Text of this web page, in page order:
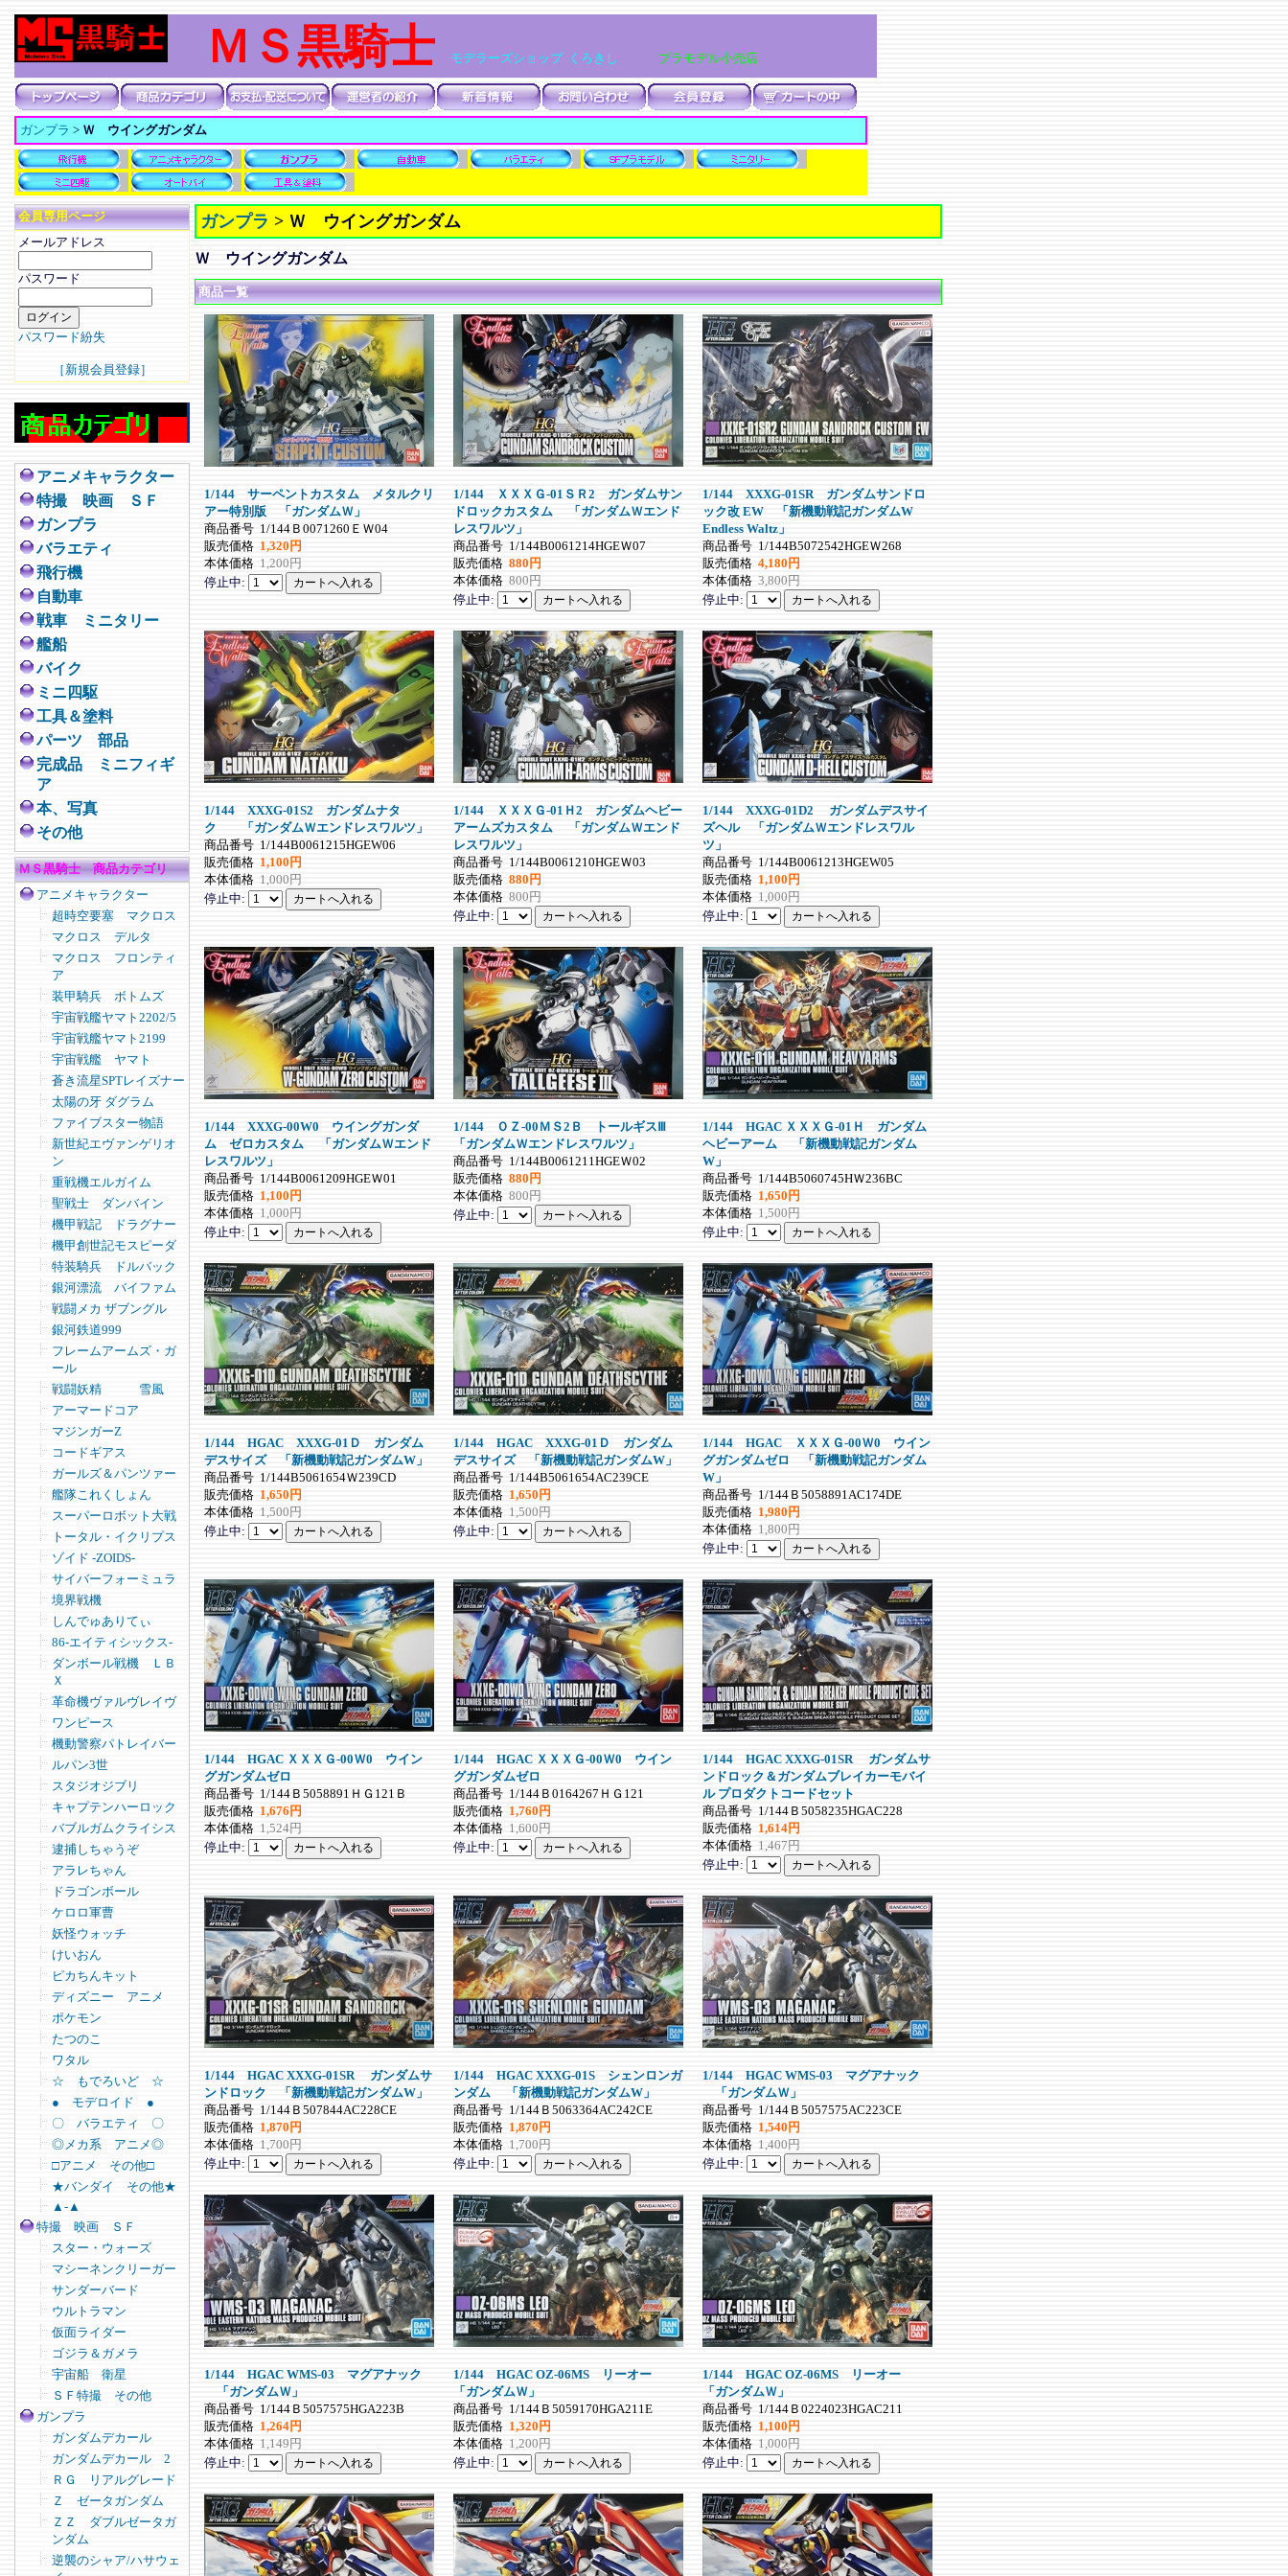
ＭＳ黒騎士 モデラーズショップ くろきし プラモデル小売店
ガンプラ > Ｗ ウイングガンダム
会員専用ページ
メールアドレス
パスワード
パスワード紛失
［新規会員登録］
アニメキャラクター
特撮 映画 ＳＦ
ガンプラ
バラエティ
飛行機
自動車
戦車 ミニタリー
艦船
バイク
ミニ四駆
工具＆塗料
パーツ 部品
完成品 ミニフィギ
ア
本、写真
その他
ＭＳ黒騎士 商品カテゴリ
アニメキャラクター
超時空要塞 マクロス
マクロス デルタ
マクロス フロンティ
ア
装甲騎兵 ボトムズ
宇宙戦艦ヤマト2202/5
宇宙戦艦ヤマト2199
宇宙戦艦 ヤマト
蒼き流星SPTレイズナー
太陽の牙 ダグラム
ファイブスター物語
新世紀エヴァンゲリオ
ン
重戦機エルガイム
聖戦士 ダンバイン
機甲戦記 ドラグナー
機甲創世記モスピーダ
特装騎兵 ドルバック
銀河漂流 バイファム
戦闘メカ ザブングル
銀河鉄道999
フレームアームズ・ガ
ール
戦闘妖精 雪風
アーマードコア
マジンガーZ
コードギアス
ガールズ＆パンツァー
艦隊これくしょん
スーパーロボット大戦
トータル・イクリプス
ゾイド -ZOIDS-
サイバーフォーミュラ
境界戦機
しんでゅありてぃ
86-エイティシックス-
ダンボール戦機 ＬＢ
Ｘ
革命機ヴァルヴレイヴ
ワンピース
機動警察パトレイバー
ルパン3世
スタジオジブリ
キャプテンハーロック
バブルガムクライシス
逮捕しちゃうぞ
アラレちゃん
ドラゴンボール
ケロロ軍曹
妖怪ウォッチ
けいおん
ピカちんキット
ディズニー アニメ
ポケモン
たつのこ
ワタル
☆ もでろいど ☆
● モデロイド ●
〇 バラエティ 〇
◎メカ系 アニメ◎
□アニメ その他□
★バンダイ その他★
▲-▲
特撮 映画 ＳＦ
スター・ウォーズ
マシーネンクリーガー
サンダーバード
ウルトラマン
仮面ライダー
ゴジラ＆ガメラ
宇宙船 衛星
ＳＦ特撮 その他
ガンプラ
ガンダムデカール
ガンダムデカール 2
ＲＧ リアルグレード
Ｚ ゼータガンダム
ＺＺ ダブルゼータガ
ンダム
逆襲のシャア/ハサウェ
ガンプラ > Ｗ ウイングガンダム
Ｗ ウイングガンダム
商品一覧
1/144 サーペントカスタム メタルクリ
アー特別版 「ガンダムＷ」
商品番号 1/144Ｂ0071260ＥＷ04
販売価格 1,320円
本体価格 1,200円
停止中:
1/144 ＸＸＸＧ-01ＳＲ2 ガンダムサン
ドロックカスタム 「ガンダムＷエンド
レスワルツ」
商品番号 1/144B0061214HGEＷ07
販売価格 880円
本体価格 800円
停止中:
1/144 XXXG-01SR ガンダムサンドロ
ック改 EW 「新機動戦記ガンダムW
Endless Waltz」
商品番号 1/144B5072542HGEＷ268
販売価格 4,180円
本体価格 3,800円
停止中:
1/144 XXXG-01S2 ガンダムナタ
ク 「ガンダムＷエンドレスワルツ」
商品番号 1/144B0061215HGEW06
販売価格 1,100円
本体価格 1,000円
停止中:
1/144 ＸＸＸＧ-01Ｈ2 ガンダムヘビー
アームズカスタム 「ガンダムＷエンド
レスワルツ」
商品番号 1/144B0061210HGEＷ03
販売価格 880円
本体価格 800円
停止中:
1/144 XXXG-01D2 ガンダムデスサイ
ズヘル 「ガンダムＷエンドレスワル
ツ」
商品番号 1/144B0061213HGEW05
販売価格 1,100円
本体価格 1,000円
停止中:
1/144 XXXG-00W0 ウイングガンダ
ム ゼロカスタム 「ガンダムＷエンド
レスワルツ」
商品番号 1/144B0061209HGEＷ01
販売価格 1,100円
本体価格 1,000円
停止中:
1/144 ＯＺ-00ＭＳ2Ｂ トールギスⅢ
「ガンダムＷエンドレスワルツ」
商品番号 1/144B0061211HGEＷ02
販売価格 880円
本体価格 800円
停止中:
1/144 HGAC ＸＸＸＧ-01Ｈ ガンダム
ヘビーアーム 「新機動戦記ガンダム
W」
商品番号 1/144B5060745HＷ236BC
販売価格 1,650円
本体価格 1,500円
停止中:
1/144 HGAC XXXG-01Ｄ ガンダム
デスサイズ 「新機動戦記ガンダムW」
商品番号 1/144B5061654Ｗ239CD
販売価格 1,650円
本体価格 1,500円
停止中:
1/144 HGAC XXXG-01Ｄ ガンダム
デスサイズ 「新機動戦記ガンダムW」
商品番号 1/144B5061654AC239CE
販売価格 1,650円
本体価格 1,500円
停止中:
1/144 HGAC ＸＸＸＧ-00Ｗ0 ウイン
グガンダムゼロ 「新機動戦記ガンダム
W」
商品番号 1/144Ｂ5058891AC174DE
販売価格 1,980円
本体価格 1,800円
停止中:
1/144 HGAC ＸＸＸＧ-00Ｗ0 ウイン
グガンダムゼロ
商品番号 1/144Ｂ5058891ＨＧ121Ｂ
販売価格 1,676円
本体価格 1,524円
停止中:
1/144 HGAC ＸＸＸＧ-00Ｗ0 ウイン
グガンダムゼロ
商品番号 1/144Ｂ0164267ＨＧ121
販売価格 1,760円
本体価格 1,600円
停止中:
1/144 HGAC XXXG-01SR ガンダムサ
ンドロック＆ガンダムブレイカーモバイ
ル プロダクトコードセット
商品番号 1/144Ｂ5058235HGAC228
販売価格 1,614円
本体価格 1,467円
停止中:
1/144 HGAC XXXG-01SR ガンダムサ
ンドロック 「新機動戦記ガンダムW」
商品番号 1/144Ｂ507844AC228CE
販売価格 1,870円
本体価格 1,700円
停止中:
1/144 HGAC XXXG-01S シェンロンガ
ンダム 「新機動戦記ガンダムW」
商品番号 1/144Ｂ5063364AC242CE
販売価格 1,870円
本体価格 1,700円
停止中:
1/144 HGAC WMS-03 マグアナック
「ガンダムＷ」
商品番号 1/144Ｂ5057575AC223CE
販売価格 1,540円
本体価格 1,400円
停止中:
1/144 HGAC WMS-03 マグアナック
「ガンダムＷ」
商品番号 1/144Ｂ5057575HGA223B
販売価格 1,264円
本体価格 1,149円
停止中:
1/144 HGAC OZ-06MS リーオー
「ガンダムＷ」
商品番号 1/144Ｂ5059170HGA211E
販売価格 1,320円
本体価格 1,200円
停止中:
1/144 HGAC OZ-06MS リーオー
「ガンダムＷ」
商品番号 1/144Ｂ0224023HGAC211
販売価格 1,100円
本体価格 1,000円
停止中: